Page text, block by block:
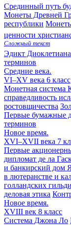
Срединный путь
Монеты Древней
республики
ценности
Сложный текст
Эдикт
терминов
Средние века.
VI–XV века 6 класс
Монетная система
справедливость
ростовщичества
Первые бумажные
терминов
Новое время.
XVI–XVII века 7
Первые
дипломат де ла
и банкирский дом
в лютеранстве и
голландских
деловая этика
Новое время.
XVIII век 8 класс
Система Джона Ло